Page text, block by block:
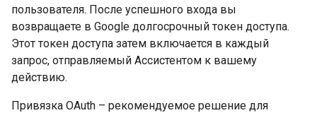
пользователя. После успешного входа вы
возвращаете в Google долгосрочный токен доступа.
Этот токен доступа затем включается в каждый
запрос, отправляемый Ассистентом к вашему
действию.
Привязка OAuth – рекомендуемое решение для